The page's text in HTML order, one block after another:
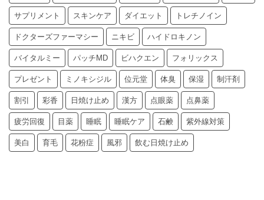
サプリメント スキンケア ダイエット トレチノイン
ドクターズファーマシー ニキビ ハイドロキノン
バイタルミー パッチMD ビハクエン フォリックス
プレゼント ミノキシジル 位元堂 体臭 保湿 制汗剤
割引 彩香 日焼け止め 漢方 点眼薬 点鼻薬
疲労回復 目薬 睡眠 睡眠ケア 石鹸 紫外線対策
美白 育毛 花粉症 風邪 飲む日焼け止め